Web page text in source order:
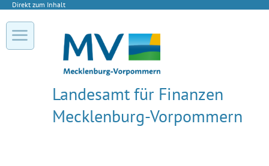
Direkt zum Inhalt
Landesamt für Finanzen
Mecklenburg-Vorpommern